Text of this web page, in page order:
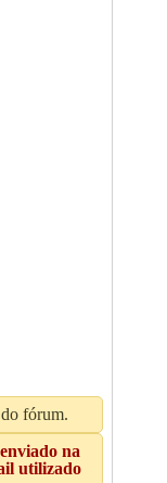
fórum.
na
utilizado